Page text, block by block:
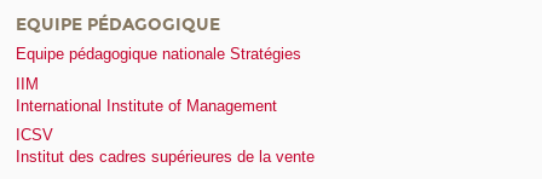
EQUIPE PÉDAGOGIQUE
Equipe pédagogique nationale Stratégies
IIM
International Institute of Management
ICSV
Institut des cadres supérieures de la vente